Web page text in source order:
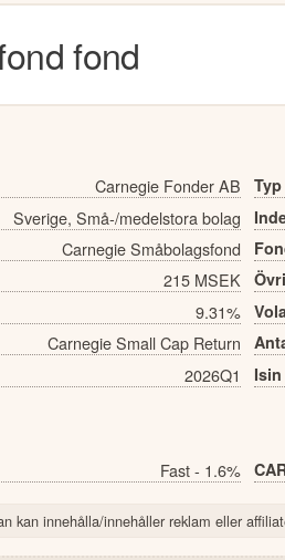
fond
Carnegie Fonder AB Typ
Sverige, Små-/medelstora bolag
Carnegie Småbolagsfond
215 MSEK
9.31%
Carnegie Small Cap Return
2026Q1
Isin
Fast - 1.6%
kan innehålla/innehåller reklam eller